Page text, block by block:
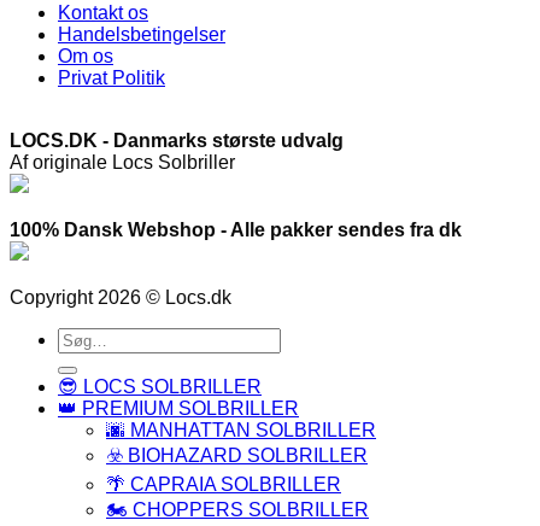
Kontakt os
Handelsbetingelser
Om os
Privat Politik
LOCS.DK - Danmarks største udvalg
Af originale Locs Solbriller
100% Dansk Webshop - Alle pakker sendes fra dk
Copyright 2026 © Locs.dk
Søg
efter:
😎 LOCS SOLBRILLER
👑 PREMIUM SOLBRILLER
🌆 MANHATTAN SOLBRILLER
☣️ BIOHAZARD SOLBRILLER
🌴 CAPRAIA SOLBRILLER
🏍️ CHOPPERS SOLBRILLER